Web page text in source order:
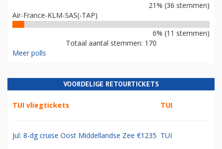
21% (36 stemmen)
Air-France-KLM-SAS(-TAP)
6% (11 stemmen)
Totaal aantal stemmen: 170
Meer polls
VOORDELIGE RETOURTICKETS
TUI vliegtickets TUI
Jul: 8-dg cruise Oost Middellandse Zee €1235 TUI